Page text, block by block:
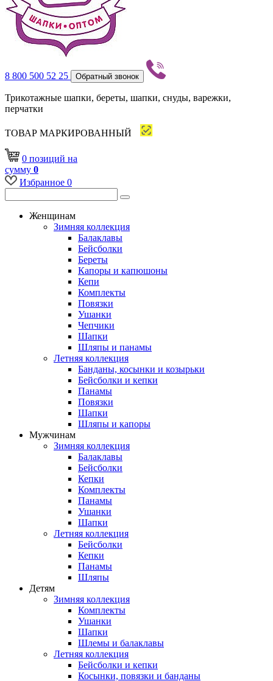
8 800 500 52 25 Обратный звонок
Трикотажные шапки, береты, шапки, снуды, варежки,
перчатки
ТОВАР МАРКИРОВАННЫЙ
0 позиций на
сумму 0
Избранное 0
Женщинам
Зимняя коллекция
Балаклавы
Бейсболки
Береты
Капоры и капюшоны
Кепи
Комплекты
Повязки
Ушанки
Чепчики
Шапки
Шляпы и панамы
Летняя коллекция
Банданы, косынки и козырьки
Бейсболки и кепки
Панамы
Повязки
Шапки
Шляпы и капоры
Мужчинам
Зимняя коллекция
Балаклавы
Бейсболки
Кепки
Комплекты
Панамы
Ушанки
Шапки
Летняя коллекция
Бейсболки
Кепки
Панамы
Шляпы
Детям
Зимняя коллекция
Комплекты
Ушанки
Шапки
Шлемы и балаклавы
Летняя коллекция
Бейсболки и кепки
Косынки, повязки и банданы